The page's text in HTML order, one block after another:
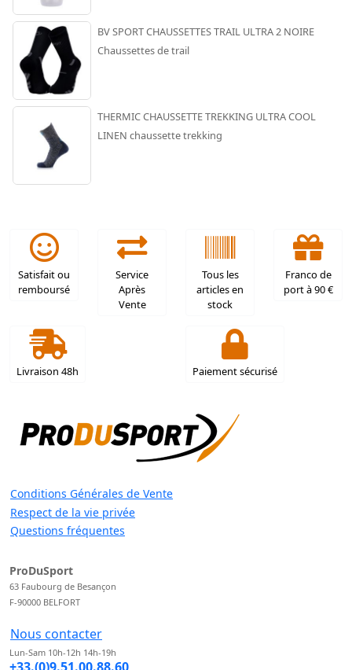
BV SPORT CHAUSSETTES TRAIL ULTRA 2 NOIRE
Chaussettes de trail
THERMIC CHAUSSETTE TREKKING ULTRA COOL
LINEN chaussette trekking
Satisfait ou
remboursé
Service
Après
Vente
Tous les
articles en
stock
Franco de
port à 90 €
Livraison 48h Paiement sécurisé
Conditions Générales de Vente
Respect de la vie privée
Questions fréquentes
ProDuSport
63 Faubourg de Besançon
F-90000 BELFORT
Nous contacter
Lun-Sam 10h-12h 14h-19h